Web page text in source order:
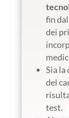
fin
dei
Sia la
del
test.